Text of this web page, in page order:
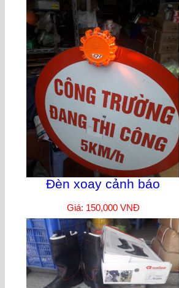
Đèn xoay cảnh báo
Giá: 150,000 VNĐ